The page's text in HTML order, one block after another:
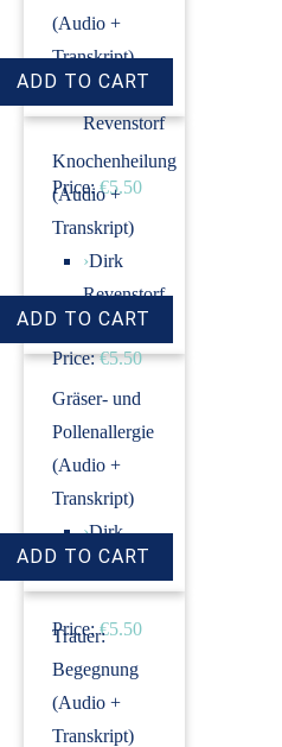
(Audio +
Transkript)
›Dirk
Revenstorf
Price: €5.50
Knochenheilung
(Audio +
Transkript)
›Dirk
Revenstorf
Price: €5.50
Gräser- und
Pollenallergie
(Audio +
Transkript)
›Dirk
Revenstorf
Price: €5.50
Trauer:
Begegnung
(Audio +
Transkript)